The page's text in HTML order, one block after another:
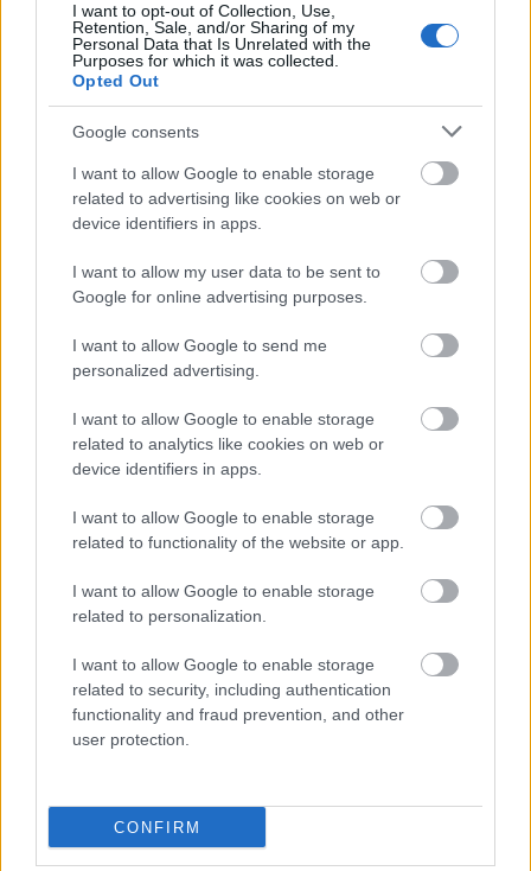
I want to opt-out of Collection, Use,
Retention, Sale, and/or Sharing of my
Personal Data that Is Unrelated with the
Purposes for which it was collected.
Opted Out
Google consents
I want to allow Google to enable storage
related to advertising like cookies on web or
device identifiers in apps.
I want to allow my user data to be sent to
Google for online advertising purposes.
I want to allow Google to send me
personalized advertising.
I want to allow Google to enable storage
related to analytics like cookies on web or
device identifiers in apps.
I want to allow Google to enable storage
related to functionality of the website or app.
I want to allow Google to enable storage
related to personalization.
I want to allow Google to enable storage
related to security, including authentication
functionality and fraud prevention, and other
user protection.
CONFIRM
Napi érdekes - 624
2026. május 24.
JTom
Folytatom a múlt héten kezdett sorozatot a
Fortepan gyűjteményéből. A nyolcvanas után,
ma a hetvenes évek vannak soron. Két tucat
fotó jön! 1970. Váci rév Tahitótfalun. Fortepan /
Szalontai Tamás ...
Következő oldal
Top 10
újratöltve
Szovjet árukatalógus -
A hetvenes évek